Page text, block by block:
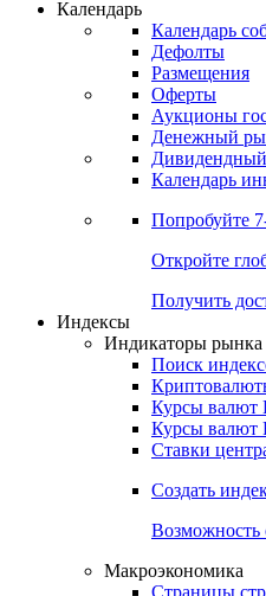
Откройте
Получить
Календарь
Календарь
Дефолты
Размещения
Оферты
Денежный
Календарь
Попробуйте
Откройте
Получить
Индикаторы рынка
Поиск
Курсы валют
Ставки
Создать индекс